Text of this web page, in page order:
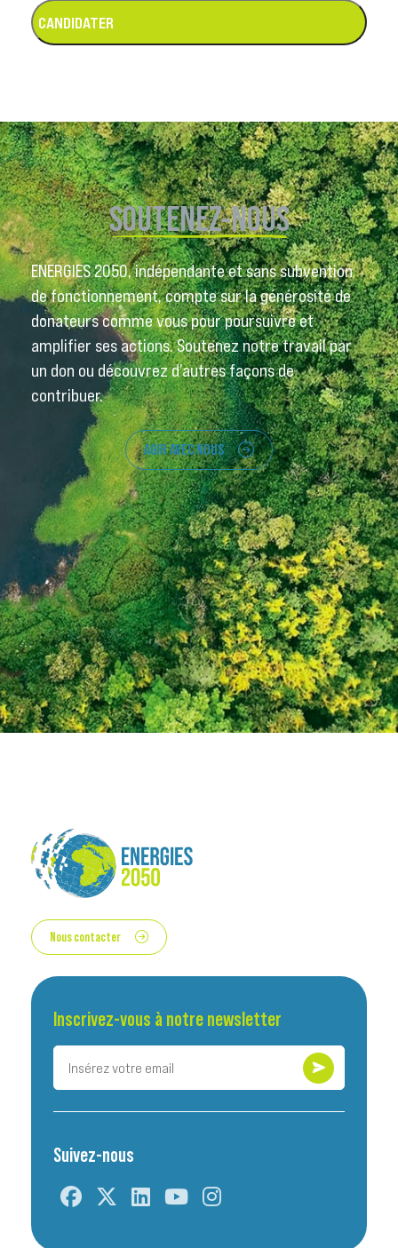
CANDIDATER
SOUTENEZ-NOUS
ENERGIES 2050, indépendante et sans subvention
de fonctionnement, compte sur la générosité de
donateurs comme vous pour poursuivre et
amplifier ses actions. Soutenez notre travail par
un don ou découvrez d’autres façons de
contribuer.
AGIR AVEC NOUS
Nous contacter
Inscrivez-vous à notre newsletter
Suivez-nous